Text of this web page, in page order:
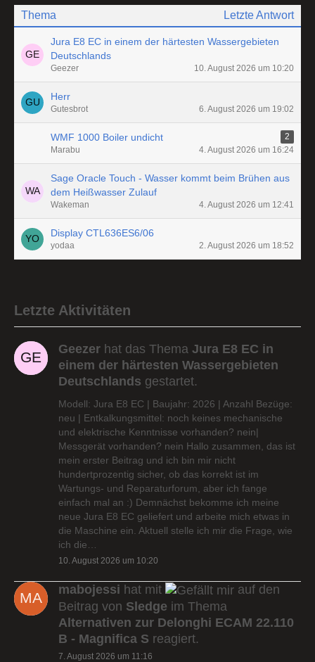
Thema Letzte Antwort
Jura E8 EC in einem der härtesten Wassergebieten
Deutschlands
Geezer 10. August 2026 um 10:20
Herr
Gutesbrot 6. August 2026 um 19:02
WMF 1000 Boiler undicht
2
Marabu
4. August 2026 um 16:24
Sage Oracle Touch - Wasser kommt beim Brühen aus
dem Heißwasser Zulauf
Wakeman 4. August 2026 um 12:41
Display CTL636ES6/06
yodaa 2. August 2026 um 18:52
Letzte Aktivitäten
Geezer hat das Thema Jura E8 EC in
einem der härtesten Wassergebieten
Deutschlands gestartet.
Modell: Jura E8 EC | Baujahr: 2026 | Anzahl Bezüge:
neu | Entkalkungsmittel: noch keines mechanische
und elektrische Kenntnisse vorhanden? nein|
Messgerät vorhanden? nein Hallo zusammen, das ist
mein erster Beitrag und ich bin mir nicht
hundertprozentig sicher, ob das korrekt ist im
Wartungs- und Reparaturforum, aber ich fange
einfach mal an :) Demnächst bekomme ich meine
neue Jura E8 EC geliefert und arbeite mich etwas in
die Maschine ein. Aktuell stelle ich mir die Frage, wie
ich die…
10. August 2026 um 10:20
mabojessi hat mit
auf den
Beitrag von Sledge im Thema
Alternativen zur Delonghi ECAM 22.110
B - Magnifica S reagiert.
7. August 2026 um 11:16